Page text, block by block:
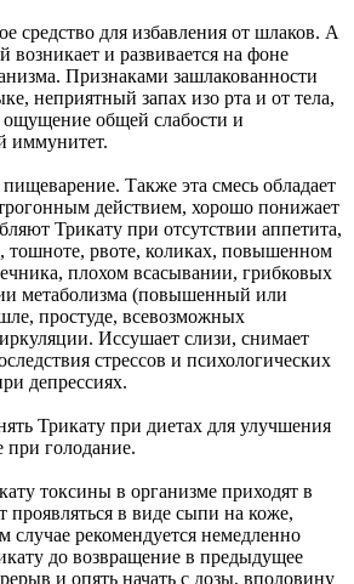
средство для избавления от шлаков. А
возникает и развивается на фоне
Признаками зашлакованности
неприятный запах изо рта и от тела,
общей слабости и
иммунитет.
Также эта смесь обладает
действием, хорошо понижает
Трикату при отсутствии аппетита,
тошноте, рвоте, коликах, повышенном
плохом всасывании, грибковых
метаболизма (повышенный или
простуде, всевозможных
Иссушает слизи, снимает
стрессов и психологических
депрессиях.
Трикату при диетах для улучшения
при голодание.
токсины в организме приходят в
проявляться в виде сыпи на коже,
случае рекомендуется немедленно
до возвращение в предыдущее
и опять начать с дозы, вполовину